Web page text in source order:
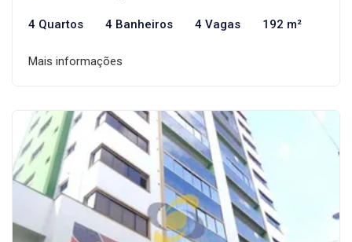
4 Quartos 4 Banheiros 4 Vagas 192 m²
Mais informações